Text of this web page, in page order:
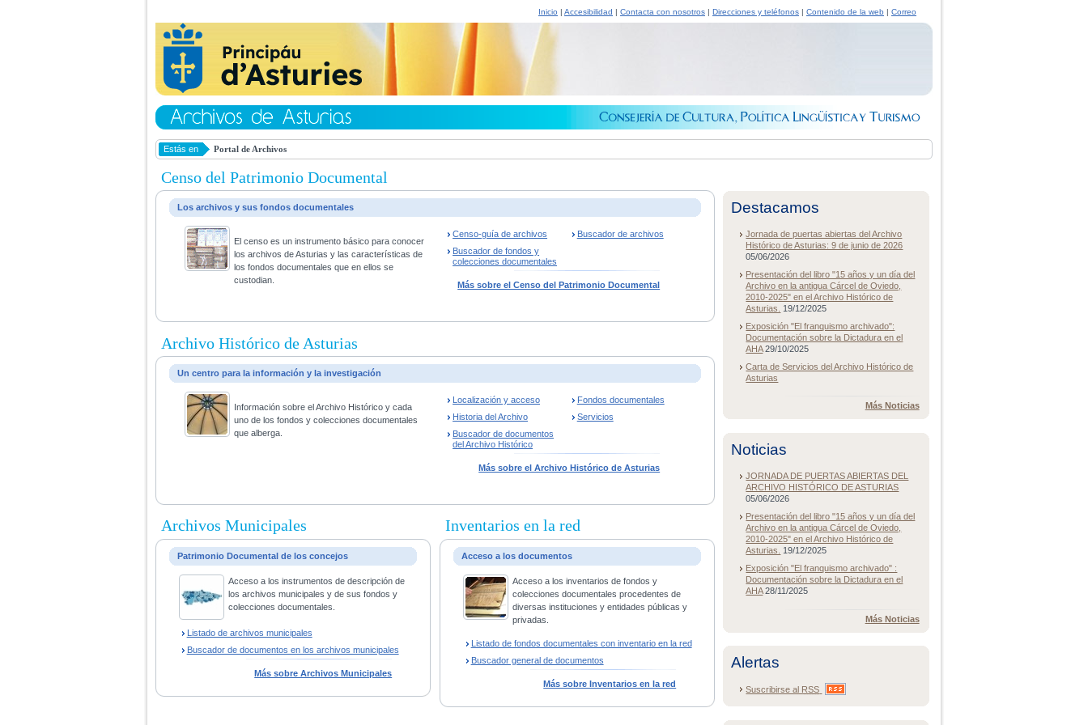
Inicio | Accesibilidad | Contacta con nosotros | Direcciones y teléfonos | Contenido de la web | Correo
Estás en Portal de Archivos
Censo del Patrimonio Documental
Los archivos y sus fondos documentales
El censo es un instrumento básico para conocer
los archivos de Asturias y las características de
los fondos documentales que en ellos se
custodian.
Censo-guía de archivos
Buscador de archivos
Buscador de fondos y
colecciones documentales
Más sobre el Censo del Patrimonio Documental
Archivo Histórico de Asturias
Un centro para la información y la investigación
Información sobre el Archivo Histórico y cada
uno de los fondos y colecciones documentales
que alberga.
Localización y acceso
Fondos documentales
Historia del Archivo
Servicios
Buscador de documentos
del Archivo Histórico
Más sobre el Archivo Histórico de Asturias
Archivos Municipales
Patrimonio Documental de los concejos
Acceso a los instrumentos de descripción de
los archivos municipales y de sus fondos y
colecciones documentales.
Listado de archivos municipales
Buscador de documentos en los archivos municipales
Más sobre Archivos Municipales
Inventarios en la red
Acceso a los documentos
Acceso a los inventarios de fondos y
colecciones documentales procedentes de
diversas instituciones y entidades públicas y
privadas.
Listado de fondos documentales con inventario en la red
Buscador general de documentos
Más sobre Inventarios en la red
Destacamos
Jornada de puertas abiertas del Archivo
Histórico de Asturias: 9 de junio de 2026
05/06/2026
Presentación del libro "15 años y un día del
Archivo en la antigua Cárcel de Oviedo,
2010-2025" en el Archivo Histórico de
Asturias.
19/12/2025
Exposición "El franquismo archivado":
Documentación sobre la Dictadura en el
AHA29/10/2025
Carta de Servicios del Archivo Histórico de
Asturias
Más Noticias
Noticias
JORNADA DE PUERTAS ABIERTAS DEL
ARCHIVO HISTÓRICO DE ASTURIAS
05/06/2026
Presentación del libro "15 años y un día del
Archivo en la antigua Cárcel de Oviedo,
2010-2025" en el Archivo Histórico de
Asturias.
19/12/2025
Exposición "El franquismo archivado" :
Documentación sobre la Dictadura en el
AHA28/11/2025
Más Noticias
Alertas
Suscribirse al RSS